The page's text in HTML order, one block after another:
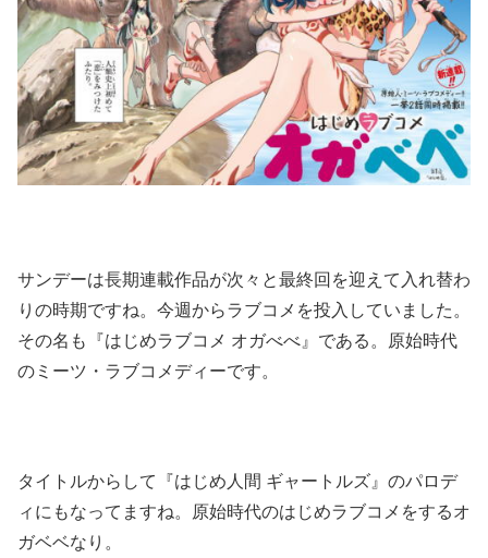
サンデーは長期連載作品が次々と最終回を迎えて入れ替わ
りの時期ですね。今週からラブコメを投入していました。
その名も『はじめラブコメ オガべべ』である。原始時代
のミーツ・ラブコメディーです。
タイトルからして『はじめ人間 ギャートルズ』のパロデ
ィにもなってますね。原始時代のはじめラブコメをするオ
ガベベなり。